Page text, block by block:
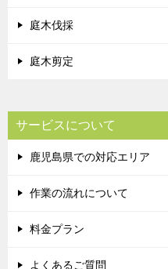
庭木伐採
庭木剪定
サービスについて
鹿児島県での対応エリア
作業の流れについて
料金プラン
よくあるご質問